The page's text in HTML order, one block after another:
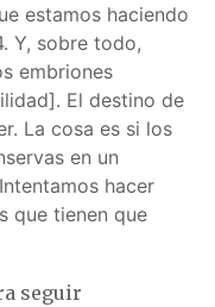
estamos haciendo
Y, sobre todo,
embriones
El destino de
La cosa es si los
en un
hacer
que tienen que
seguir